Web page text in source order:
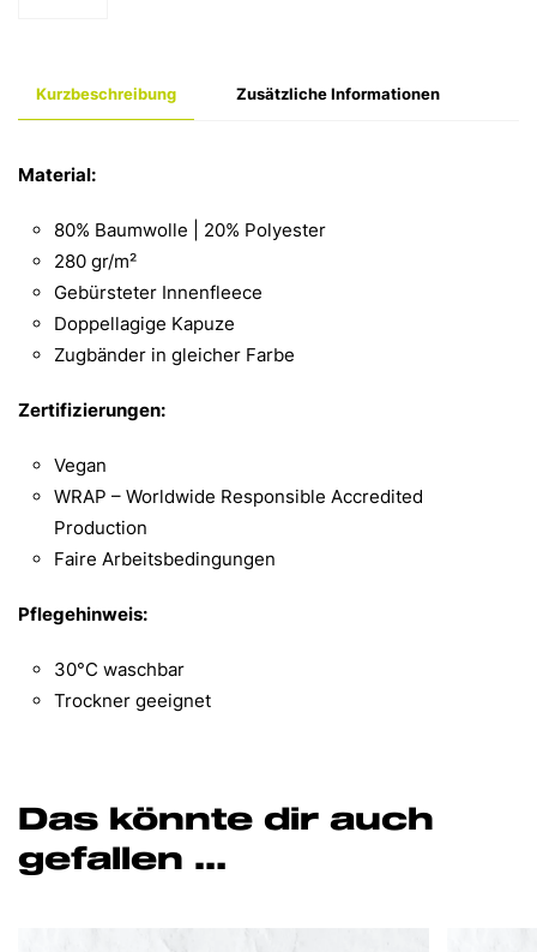
Kurzbeschreibung Zusätzliche Informationen
Material:
80% Baumwolle | 20% Polyester
280 gr/m²
Gebürsteter Innenfleece
Doppellagige Kapuze
Zugbänder in gleicher Farbe
Zertifizierungen:
Vegan
WRAP – Worldwide Responsible Accredited
Production
Faire Arbeitsbedingungen
Pflegehinweis:
30°C waschbar
Trockner geeignet
Das könnte dir auch
gefallen …